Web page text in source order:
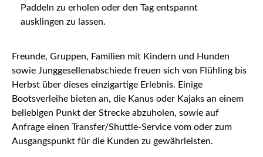
Paddeln zu erholen oder den Tag entspannt
ausklingen zu lassen.
Freunde, Gruppen, Familien mit Kindern und Hunden
sowie Junggesellenabschiede freuen sich von Flühling bis
Herbst über dieses einzigartige Erlebnis. Einige
Bootsverleihe bieten an, die Kanus oder Kajaks an einem
beliebigen Punkt der Strecke abzuholen, sowie auf
Anfrage einen Transfer/Shuttle-Service vom oder zum
Ausgangspunkt für die Kunden zu gewährleisten.